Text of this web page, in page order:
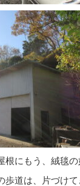
根にもう、絨毯の
歩道は、片づけて